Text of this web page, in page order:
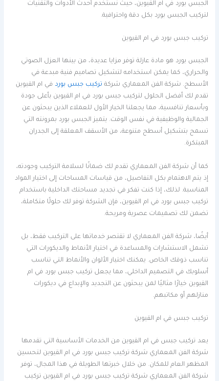
الجبس بورد في ام القيوين، حيث نستخدم أحدث الأدوات والتقنيات
لتركيب الجبس بورد بكل دقة واحترافية.
تركيب جبس بورد في ام القيوين
الجبس بورد هو مادة عازلة توفر مزايا عديدة، من بينها العزل الصوتي
والحراري، كما يمكن استخدامه لتشكيل تصاميم فنية مبدعة في
الأسطح. شركة الفن المعماري شركة تركيب جبس بورد في ام القيوين
تقدم لك أفضل الحلول لتركيب جبس بورد في ام القيوين بأعلى جودة
وبأسعار تنافسية، مما يجعلنا الخيار الأول للعملاء الذين يبحثون عن
الجمالية والوظيفية في نفس الوقت. يتميز الجبس بورد بمرونته التي
تسمح بتشكيل أسطح متنوعة، من الأسقف المعلقة إلى الجدران
المبتكرة.
كما أن شركة الفن المعماري تقدم لك ضمانًا لسلامة التركيب وجودته،
إذ يتم الاهتمام بكل التفاصيل، من قياسات المساحات إلى اختيار المواد
المناسبة. لذلك، إذا كنت تفكر في تجديد مساحتك الداخلية باستخدام
تركيب جبس بورد في ام القيوين، فإن الشركة توفر لك حلولًا متكاملة،
تضمن لك تصميمات عصرية ومريحة.
أيضًا، شركة الفن المعماري لا تقتصر خدماتها على التركيب فقط، بل
تشمل الاستشارات والمساعدة في اختيار الأنماط والديكورات التي
تناسب ذوقك الخاص. يمكنك اختيار الألوان والأنماط التي تناسب
أسلوبك في التصميم الداخلي، مما يجعل تركيب جبس بورد في ام
القيوين خيارًا مثاليًا لمن يبحثون عن التجديد والإبداع في ديكورات
منازلهم أو مكاتبهم.
تركيب جبس في ام القيوين
يعد تركيب جبس في ام القيوين من الخدمات الأساسية التي تقدمها
شركة الفن المعماري شركة تركيب جبس بورد في ام القيوين لتحسين
المظهر العام للمكان. من خلال خبرتها الطويلة في هذا المجال، توفر
شركة الفن المعماري شركة تركيب جبس بورد في ام القيوين تركيب